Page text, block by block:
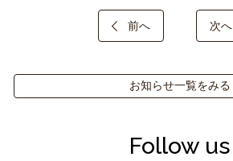
前へ 次へ
お知らせ一覧をみる
Follow us